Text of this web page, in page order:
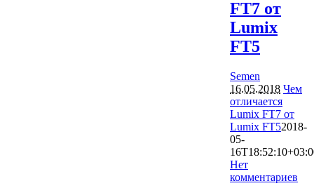
FT7 от
Lumix
FT5
Semen
16.05.2018 Чем
отличается
Lumix FT7 от
Lumix FT52018-
05-
Нет
комментариев